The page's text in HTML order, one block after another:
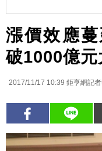
漲價效應
破1000億元
2017/11/17 10:39 鉅亨網記